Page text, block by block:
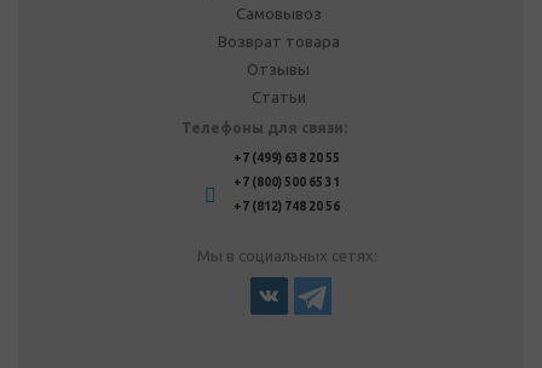
Самовывоз
Возврат товара
Отзывы
Статьи
Телефоны для связи:
+7 (499) 638 20 55
+7 (800) 500 65 31
+7 (812) 748 20 56
Мы в социальных сетях: